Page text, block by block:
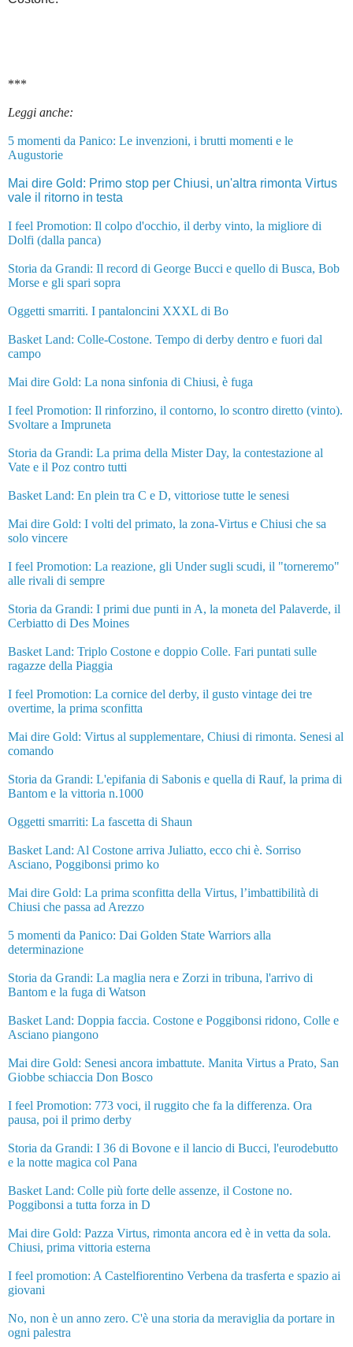
***
Leggi anche:
5 momenti da Panico: Le invenzioni, i brutti momenti e le
Augustorie
Mai dire Gold: Primo stop per Chiusi, un'altra rimonta Virtus
vale il ritorno in testa
I feel Promotion: Il colpo d'occhio, il derby vinto, la migliore di
Dolfi (dalla panca)
Storia da Grandi: Il record di George Bucci e quello di Busca, Bob
Morse e gli spari sopra
Oggetti smarriti. I pantaloncini XXXL di Bo
Basket Land: Colle-Costone. Tempo di derby dentro e fuori dal
campo
Mai dire Gold: La nona sinfonia di Chiusi, è fuga
I feel Promotion: Il rinforzino, il contorno, lo scontro diretto (vinto).
Svoltare a Impruneta
Storia da Grandi: La prima della Mister Day, la contestazione al
Vate e il Poz contro tutti
Basket Land: En plein tra C e D, vittoriose tutte le senesi
Mai dire Gold: I volti del primato, la zona-Virtus e Chiusi che sa
solo vincere
I feel Promotion: La reazione, gli Under sugli scudi, il "torneremo"
alle rivali di sempre
Storia da Grandi: I primi due punti in A, la moneta del Palaverde, il
Cerbiatto di Des Moines
Basket Land: Triplo Costone e doppio Colle. Fari puntati sulle
ragazze della Piaggia
I feel Promotion: La cornice del derby, il gusto vintage dei tre
overtime, la prima sconfitta
Mai dire Gold: Virtus al supplementare, Chiusi di rimonta. Senesi al
comando
Storia da Grandi: L'epifania di Sabonis e quella di Rauf, la prima di
Bantom e la vittoria n.1000
Oggetti smarriti: La fascetta di Shaun
Basket Land: Al Costone arriva Juliatto, ecco chi è. Sorriso
Asciano, Poggibonsi primo ko
Mai dire Gold: La prima sconfitta della Virtus, l’imbattibilità di
Chiusi che passa ad Arezzo
5 momenti da Panico: Dai Golden State Warriors alla
determinazione
Storia da Grandi: La maglia nera e Zorzi in tribuna, l'arrivo di
Bantom e la fuga di Watson
Basket Land: Doppia faccia. Costone e Poggibonsi ridono, Colle e
Asciano piangono
Mai dire Gold: Senesi ancora imbattute. Manita Virtus a Prato, San
Giobbe schiaccia Don Bosco
I feel Promotion: 773 voci, il ruggito che fa la differenza. Ora
pausa, poi il primo derby
Storia da Grandi: I 36 di Bovone e il lancio di Bucci, l'eurodebutto
e la notte magica col Pana
Basket Land: Colle più forte delle assenze, il Costone no.
Poggibonsi a tutta forza in D
Mai dire Gold: Pazza Virtus, rimonta ancora ed è in vetta da sola.
Chiusi, prima vittoria esterna
I feel promotion: A Castelfiorentino Verbena da trasferta e spazio ai
giovani
No, non è un anno zero. C'è una storia da meraviglia da portare in
ogni palestra